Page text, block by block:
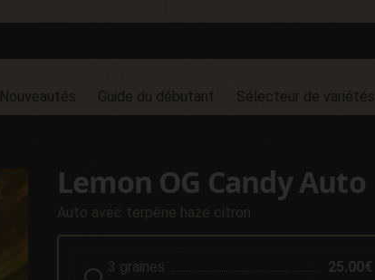
Nouveautés Guide du débutant Sélecteur de variétés
Lemon OG Candy Auto
Auto avec terpène haze citron
3 graines 25.00€